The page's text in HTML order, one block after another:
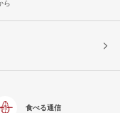
ら
食べる通信